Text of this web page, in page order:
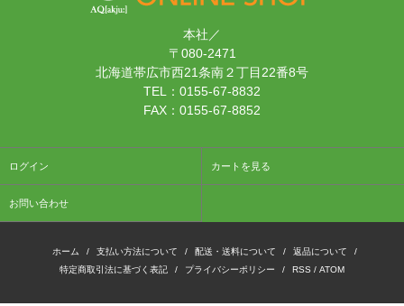
本社／
〒080-2471
北海道帯広市西21条南２丁目22番8号
TEL：0155-67-8832
FAX：0155-67-8852
ログイン カートを見る
お問い合わせ
ホーム / 支払い方法について / 配送・送料について / 返品について
/
特定商取引法に基づく表記
/ プライバシーポリシー / RSS / ATOM